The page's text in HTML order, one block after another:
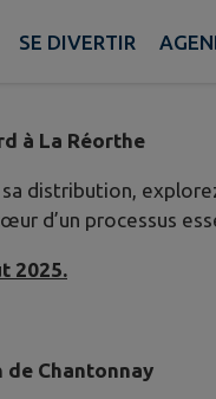
SE DIVERTIR
à La Réorthe
sa distribution,
d’un processus
2025.
de Chantonnay